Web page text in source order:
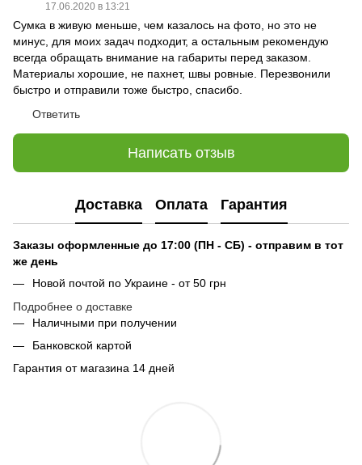
17.06.2020 в 13:21
Сумка в живую меньше, чем казалось на фото, но это не
минус, для моих задач подходит, а остальным рекомендую
всегда обращать внимание на габариты перед заказом.
Материалы хорошие, не пахнет, швы ровные. Перезвонили
быстро и отправили тоже быстро, спасибо.
Ответить
Написать отзыв
Доставка Оплата Гарантия
Заказы оформленные до 17:00 (ПН - СБ) - отправим в тот
же день
Новой почтой по Украине - от 50 грн
Подробнее о доставке
Наличными при получении
Банковской картой
Гарантия от магазина 14 дней